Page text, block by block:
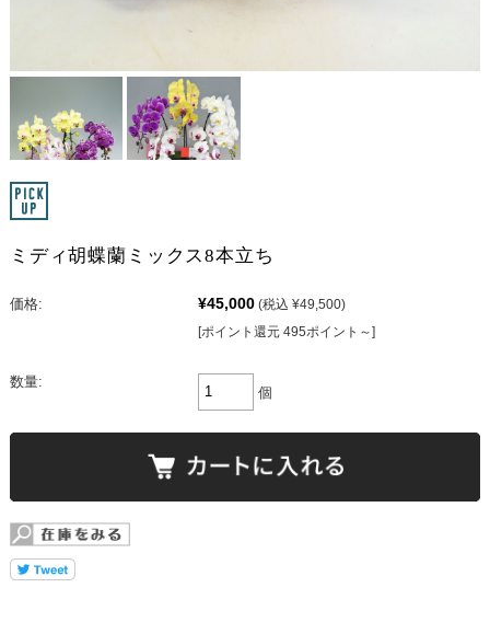
ミディ胡蝶蘭ミックス8本立ち
価格: ¥45,000 (税込 ¥49,500)
[ポイント還元 495ポイント～]
数量:
個